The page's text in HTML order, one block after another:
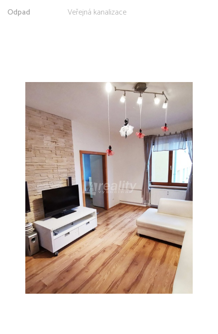
Odpad
Veřejná kanalizace